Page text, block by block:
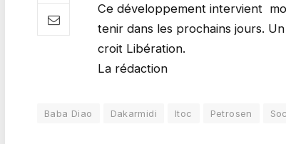
Ce développement intervient
tenir dans les prochains jours.
croit Libération.
La rédaction
Baba Diao Dakarmidi Itoc Petrosen